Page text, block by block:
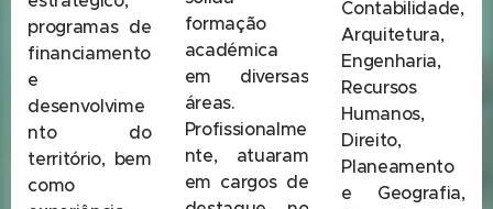
programas de
financiamento
e
desenvolvime
nto do
território, bem
como
formação
académica
em diversas
áreas.
Profissionalme
nte, atuaram
em cargos de
Contabilidade,
Arquitetura,
Engenharia,
Recursos
Humanos,
Direito,
Planeamento
e Geografia,